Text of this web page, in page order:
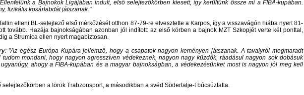
Ellenfelünk a Bajnokok Ligájában indult, első selejtezőkörben kiesett, így kerültünk össze mi a FIBA-kupában.
fizikális kosárlabdát játszanak.
elleni BL-selejtező első mérkőzését otthon 87-79-re elvesztette a Karpos, így a visszavágón hiába nyert 81-
tovább. Hazája bajnokságában azonban jól indított: az első körben a bajnok MZT Szkopjét verte két ponttal,
a Strumica ellen nyert magabiztosan.
:
Az egész Európa Kupára jellemző, hogy a csapatok nagyon keményen játszanak. A tavalyról megmaradt
tudom mondani, hogy nagyon agresszíven védekeznek, nagyon nagy küzdők, ráadásul nagyon sok dobásuk
ahogy a FIBA-kupában és a magyar bajnokságban, a védekezésünket most is nagyon jól meg kell
selejtezőkörben a török Trabzonsport, a másodikban a svéd Södertalje-t búcsúztatta.